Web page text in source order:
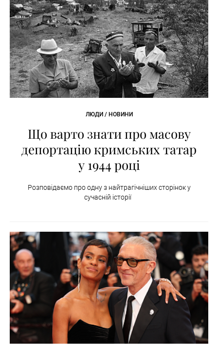
ЛЮДИ / НОВИНИ
Що варто знати про масову
депортацію кримських татар
у 1944 році
Розповідаємо про одну з найтрагічніших сторінок у
сучасній історії